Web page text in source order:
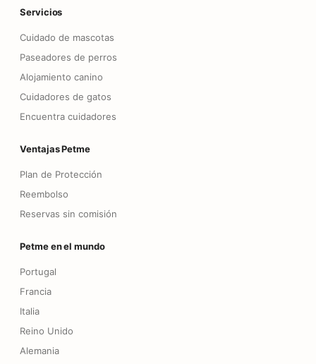
Servicios
Cuidado de mascotas
Paseadores de perros
Alojamiento canino
Cuidadores de gatos
Encuentra cuidadores
Ventajas Petme
Plan de Protección
Reembolso
Reservas sin comisión
Petme en el mundo
Portugal
Francia
Italia
Reino Unido
Alemania